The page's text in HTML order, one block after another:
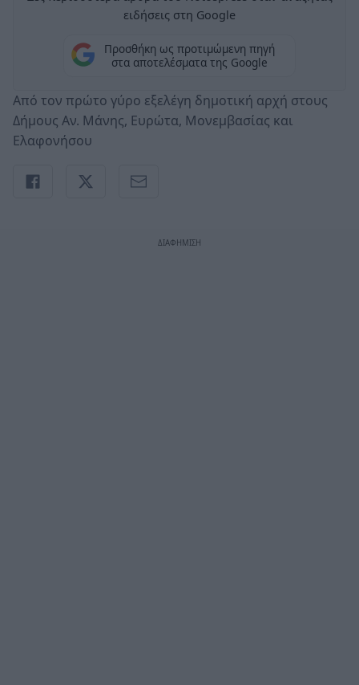
ειδήσεις στη Google
Προσθήκη ως προτιμώμενη πηγή
στα αποτελέσματα της Google
Από τον πρώτο γύρο εξελέγη δημοτική αρχή στους
Δήμους Αν. Μάνης, Ευρώτα, Μονεμβασίας και
Ελαφονήσου